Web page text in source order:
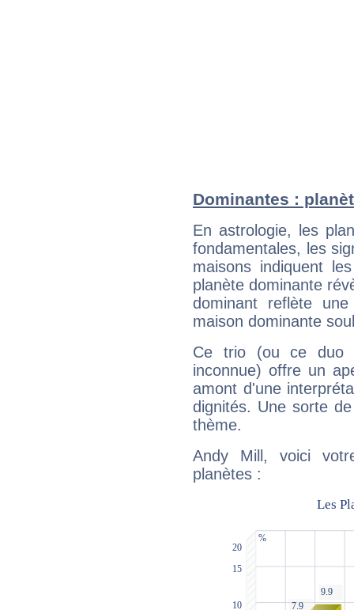
Dominantes :
En astrologie, les
fondamentales, les
maisons indiquent
planète dominante
dominant reflète
maison dominante
Ce trio (ou ce duo
inconnue) offre un
amont d'une
dignités. Une sorte
thème.
Andy Mill, voici
planètes :